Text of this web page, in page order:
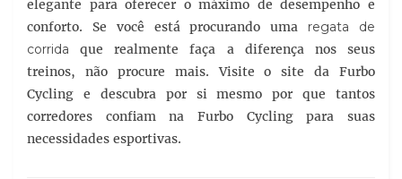
elegante para oferecer o máximo de desempenho e
conforto. Se você está procurando uma regata de
corrida que realmente faça a diferença nos seus
treinos, não procure mais. Visite o site da Furbo
Cycling e descubra por si mesmo por que tantos
corredores confiam na Furbo Cycling para suas
necessidades esportivas.